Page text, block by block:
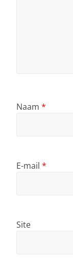
Naam *
E-mail *
Site